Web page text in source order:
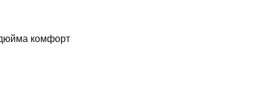
комфорт